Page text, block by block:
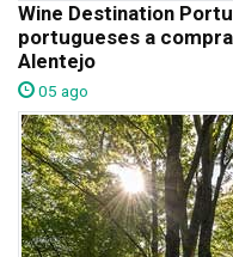
Wine Destination
portugueses a
Alentejo
05 ago